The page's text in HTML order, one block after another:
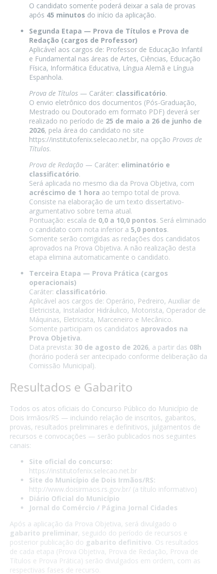
O candidato somente poderá deixar a sala de provas
após 45 minutos do início da aplicação.
Segunda Etapa — Prova de Títulos e Prova de
Redação (cargos de Professor)
Aplicável aos cargos de: Professor de Educação Infantil
e Fundamental nas áreas de Artes, Ciências, Educação
Física, Informática Educativa, Língua Alemã e Língua
Espanhola.
Prova de Títulos — Caráter: classificatório.
O envio eletrônico dos documentos (Pós-Graduação,
Mestrado ou Doutorado em formato PDF) deverá ser
realizado no período de 25 de maio a 26 de junho de
2026, pela área do candidato no site
https://institutofenix.selecao.net.br, na opção Provas de
Títulos.
Prova de Redação — Caráter: eliminatório e
classificatório.
Será aplicada no mesmo dia da Prova Objetiva, com
acréscimo de 1 hora ao tempo total de prova.
Consiste na elaboração de um texto dissertativo-
argumentativo sobre tema atual.
Pontuação: escala de 0,0 a 10,0 pontos. Será eliminado
o candidato com nota inferior a 5,0 pontos.
Somente serão corrigidas as redações dos candidatos
aprovados na Prova Objetiva. A não realização desta
etapa elimina automaticamente o candidato.
Terceira Etapa — Prova Prática (cargos
operacionais)
Caráter: classificatório.
Aplicável aos cargos de: Operário, Pedreiro, Auxiliar de
Eletricista, Instalador Hidráulico, Motorista, Operador de
Máquinas, Eletricista, Marceneiro e Mecânico.
Somente participam os candidatos aprovados na
Prova Objetiva.
Data prevista: 30 de agosto de 2026, a partir das 08h
(horário poderá ser antecipado conforme deliberação da
Comissão Municipal).
Resultados e Gabarito
Todos os atos oficiais do Concurso Público do Município de
Dois Irmãos/RS — incluindo relação de inscritos, gabaritos,
provas, resultados preliminares e definitivos, julgamentos de
recursos e convocações — serão publicados nos seguintes
canais:
Site oficial do concurso:
https://institutofenix.selecao.net.br
Site do Município de Dois Irmãos/RS:
http://www.doisirmaos.rs.gov.br/ (a título informativo)
Diário Oficial do Município
Jornal do Comércio / Página Jornal Cidades
Após a aplicação da Prova Objetiva, será divulgado o
gabarito preliminar, seguido do período de recursos e
posterior publicação do gabarito definitivo. Os resultados
de cada etapa (Prova Objetiva, Prova de Redação, Prova de
Títulos e Prova Prática) serão divulgados em ordem, com as
respectivas fases de recurso.